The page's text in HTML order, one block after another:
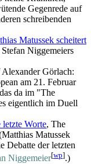
Gegenrede auf
schreibenden
Matussek scheitert
Stefan Niggemeiers
Görlach:
am 21. Februar
da im "The
eigentlich im Duell
Worte, The
Matussek
Debatte der letzten
Niggemeier[wp].)